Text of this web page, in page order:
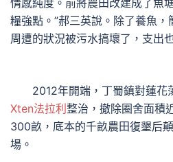
情感純度。前將農田改建成了魚
糧強點。”郝三英說。除了養魚，
周遭的狀況被污水搞壞了，支出
2012年開端，丁蜀鎮對蓮花
Xten法拉利 整治，撤除圈舍面積
300畝，底本的千畝農田復墾后
場。